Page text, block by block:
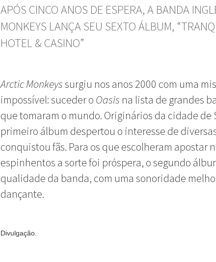
APÓS CINCO ANOS DE ESPERA, A BANDA
MONKEYS LANÇA SEU SEXTO ÁLBUM,
HOTEL & CASINO”
Arctic Monkeyssurgiu nos anos 2000 com uma
impossível: suceder o Oasis na lista de grandes
que tomaram o mundo. Originários da cidade de
primeiro álbum despertou o interesse de
conquistou fãs. Para os que escolheram apostar
espinhentos a sorte foi próspera, o segundo
qualidade da banda, com uma sonoridade
dançante.
Divulgação.